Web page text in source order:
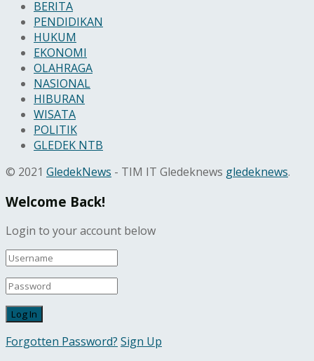
BERITA
PENDIDIKAN
HUKUM
EKONOMI
OLAHRAGA
NASIONAL
HIBURAN
WISATA
POLITIK
GLEDEK NTB
© 2021 GledekNews - TIM IT Gledeknews gledeknews.
Welcome Back!
Login to your account below
Forgotten Password? Sign Up